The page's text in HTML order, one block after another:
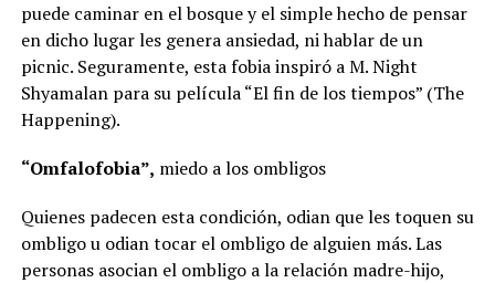
puede caminar en el bosque y el simple hecho de pensar
en dicho lugar les genera ansiedad, ni hablar de un
picnic. Seguramente, esta fobia inspiró a M. Night
Shyamalan para su película “El fin de los tiempos” (The
Happening).
“Omfalofobia”, miedo a los ombligos
Quienes padecen esta condición, odian que les toquen su
ombligo u odian tocar el ombligo de alguien más. Las
personas asocian el ombligo a la relación madre-hijo,